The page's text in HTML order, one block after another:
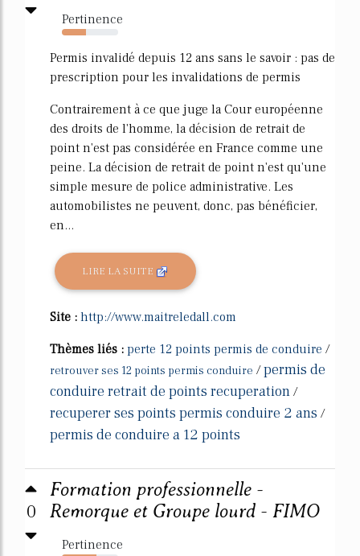
Pertinence
43%
Permis invalidé depuis 12 ans sans le savoir : pas de
prescription pour les invalidations de permis
Contrairement à ce que juge la Cour européenne
des droits de l'homme, la décision de retrait de
point n'est pas considérée en France comme une
peine. La décision de retrait de point n'est qu'une
simple mesure de police administrative. Les
automobilistes ne peuvent, donc, pas bénéficier,
en...
LIRE LA SUITE
Site : http://www.maitreledall.com
Thèmes liés : perte 12 points permis de conduire /
retrouver ses 12 points permis conduire /permis de
conduire retrait de points recuperation /
recuperer ses points permis conduire 2 ans /
permis de conduire a 12 points
0
Formation professionnelle -
Remorque et Groupe lourd - FIMO
Pertinence